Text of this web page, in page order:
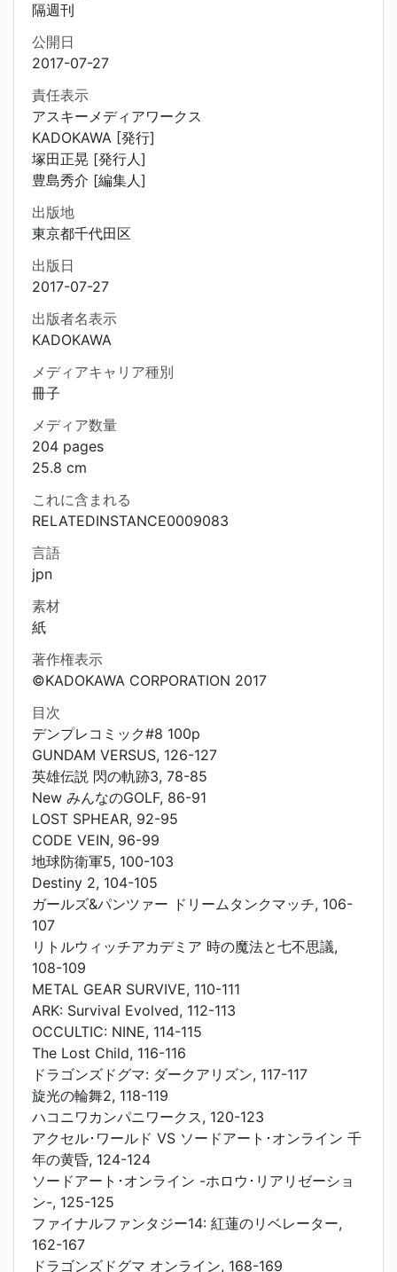
隔週刊
公開日
2017-07-27
責任表示
アスキーメディアワークス
KADOKAWA [発行]
塚田正晃 [発行人]
豊島秀介 [編集人]
出版地
東京都千代田区
出版日
2017-07-27
出版者名表示
KADOKAWA
メディアキャリア種別
冊子
メディア数量
204 pages
25.8 cm
これに含まれる
RELATEDINSTANCE0009083
言語
jpn
素材
紙
著作権表示
©KADOKAWA CORPORATION 2017
目次
デンプレコミック#8 100p
GUNDAM VERSUS, 126-127
英雄伝説 閃の軌跡3, 78-85
New みんなのGOLF, 86-91
LOST SPHEAR, 92-95
CODE VEIN, 96-99
地球防衛軍5, 100-103
Destiny 2, 104-105
ガールズ&パンツァー ドリームタンクマッチ, 106-
107
リトルウィッチアカデミア 時の魔法と七不思議,
108-109
METAL GEAR SURVIVE, 110-111
ARK: Survival Evolved, 112-113
OCCULTIC: NINE, 114-115
The Lost Child, 116-116
ドラゴンズドグマ: ダークアリズン, 117-117
旋光の輪舞2, 118-119
ハコニワカンパニワークス, 120-123
アクセル･ワールド VS ソードアート･オンライン 千
年の黄昏, 124-124
ソードアート･オンライン -ホロウ･リアリゼーショ
ン-, 125-125
ファイナルファンタジー14: 紅蓮のリベレーター,
162-167
ドラゴンズドグマ オンライン, 168-169